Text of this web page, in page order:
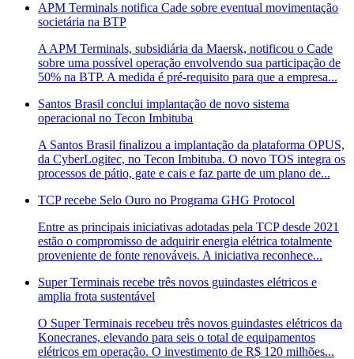
APM Terminals notifica Cade sobre eventual movimentação
societária na BTP
A APM Terminals, subsidiária da Maersk, notificou o Cade
sobre uma possível operação envolvendo sua participação de
50% na BTP. A medida é pré-requisito para que a empresa...
Santos Brasil conclui implantação de novo sistema
operacional no Tecon Imbituba
A Santos Brasil finalizou a implantação da plataforma OPUS,
da CyberLogitec, no Tecon Imbituba. O novo TOS integra os
processos de pátio, gate e cais e faz parte de um plano de...
TCP recebe Selo Ouro no Programa GHG Protocol
Entre as principais iniciativas adotadas pela TCP desde 2021
estão o compromisso de adquirir energia elétrica totalmente
proveniente de fonte renováveis. A iniciativa reconhece...
Super Terminais recebe três novos guindastes elétricos e
amplia frota sustentável
O Super Terminais recebeu três novos guindastes elétricos da
Konecranes, elevando para seis o total de equipamentos
elétricos em operação. O investimento de R$ 120 milhões...